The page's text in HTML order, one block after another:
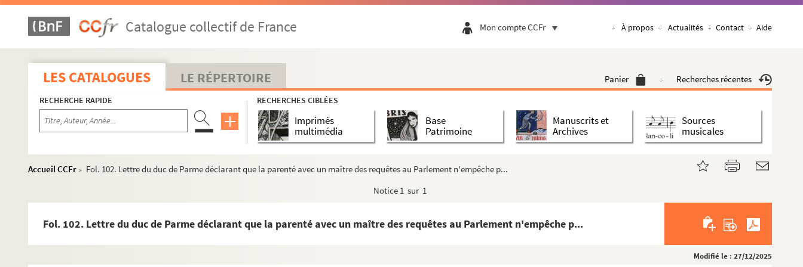
Catalogue collectif de France Mon compte CCFr À propos Actualités Contact Aide
LES CATALOGUES LE RÉPERTOIRE Panier Recherches récentes
RECHERCHE RAPIDE RECHERCHES CIBLÉES
Imprimés
multimédia
Base
Patrimoine
Manuscrits et
Archives
Sources
musicales
Accueil CCFr >
Fol. 102. Lettre du duc de Parme déclarant que la parenté avec un maître des requêtes au Parlement n'empêche p...
Notice 1 sur 1
Fol. 102. Lettre du duc de Parme déclarant que la parenté avec un maître des requêtes au Parlement n'empêche p...
Modifié le : 27/12/2025
Fol. 11. Instructions données par l'archiduc Philippe et l'archiduchesse Jeanne, souverains de la Franche-Com...
Fol. 19. Instructions pour la remise du collier de la Toison d'or à Philibert de Chalon, prince d'Orange
Fol. 21. Titre du grade de général de l'infanterie espagnole donné à Philibert de Chalon, prince d'Orange
Fol. 23. Lettre de noblesse donnée à Louis Meyré, secrétaire impérial, en récompense de ce qu'il avait blessé...
Fol. 25. Lettre de noblesse accordée aux frères Guillaume et Jean de Vandenesse
Fol. 26. Translation de Guillaume du siège épiscopal d'Elne sur celui de Cauria
Fol. 37. Requête de la ville de Gray pour obtenir le droit de prélever des taxes sur les marchandises. (Vers ...